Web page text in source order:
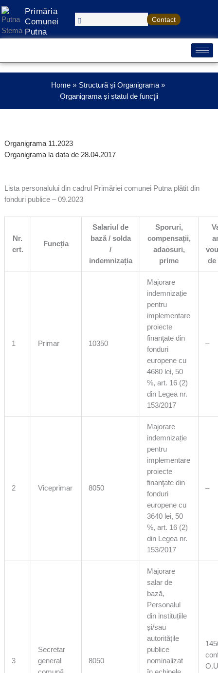
Treci
la
conținut
Primăria
Comunei
Putna
Contact
Home
Structură și Organigrama
Organigrama și statul de funcţii
Organigrama 11.2023
Organigrama la data de 28.04.2017
Lista personalului din cadrul Primăriei comunei Putna plătit din
fonduri publice – 09.2023
Nr.
crt.
Funcția
Salariul de
bază / solda
/
indemnizația
Sporuri,
compensații,
adaosuri,
prime
de
1 Primar 10350
Majorare
indemnizație
pentru
implementare
proiecte
finanţate din
fonduri
europene cu
4680 lei, 50
%, art. 16 (2)
din Legea nr.
153/2017
–
2 Viceprimar 8050
Majorare
indemnizație
pentru
implementare
proiecte
finanţate din
fonduri
europene cu
3640 lei, 50
%, art. 16 (2)
din Legea nr.
153/2017
–
3
Secretar
general
8050
Majorare
salar de
bază,
Personalul
din instituțiile
și/sau
autoritățile
publice
nominalizat